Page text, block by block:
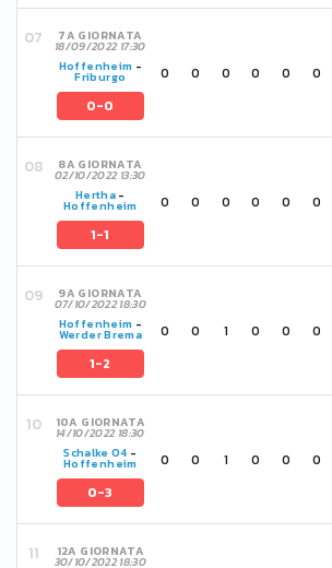
7A GIORNATA
18/09/2022 17:30
Hoffenheim -
Friburgo
0-0
0 0 0 0 0 0
8A GIORNATA
02/10/2022 13:30
Hertha -
Hoffenheim
1-1
0 0 0 0 0 0
9A GIORNATA
07/10/2022 18:30
Hoffenheim -
Werder Brema
1-2
0 0 1 0 0 0
10A GIORNATA
14/10/2022 18:30
Schalke 04 -
Hoffenheim
0-3
0 0 1 0 0 0
12A GIORNATA
30/10/2022 18:30